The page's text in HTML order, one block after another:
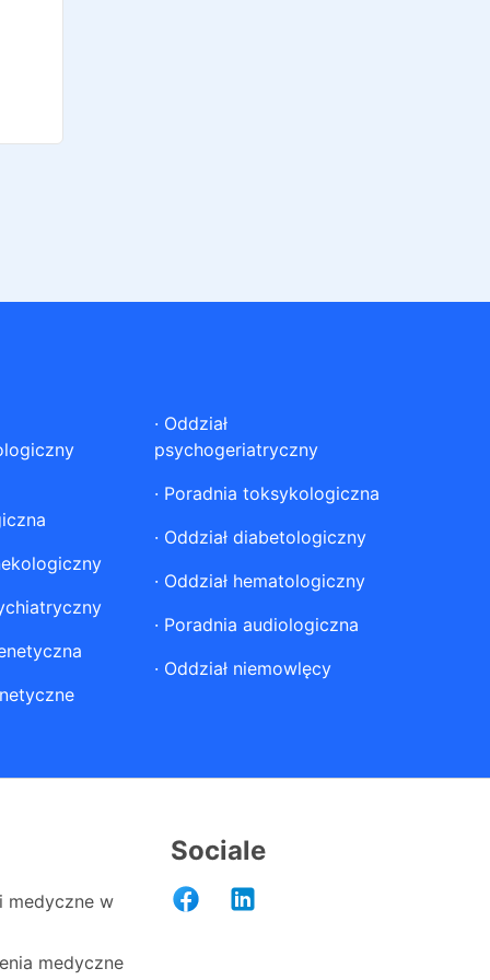
· Oddział
psychogeriatryczny
· Poradnia toksykologiczna
· Oddział diabetologiczny
· Oddział hematologiczny
· Poradnia audiologiczna
· Oddział niemowlęcy
medyczne w
medyczne
Sociale